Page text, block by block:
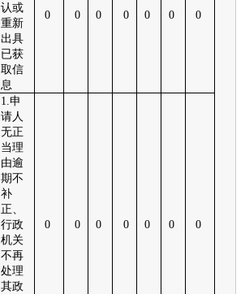
认或
重新
出具
已获
取信
息
0 0 0 0 0 0 0
1.申
请人
无正
当理
由逾
期不
补
正、
行政
机关
不再
处理
其政
0 0 0 0 0 0 0